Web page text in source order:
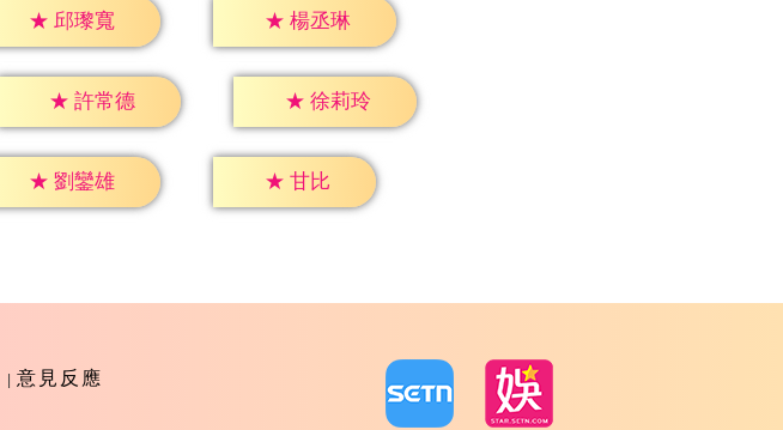
★ 邱瓈寬 ★ 楊丞琳
★ 許常德 ★ 徐莉玲
★ 劉鑾雄 ★ 甘比
意見反應